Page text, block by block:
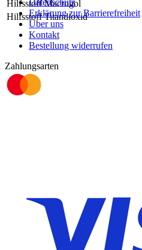
Hilfsstoff Macrogol
Hilfsstoff Titandioxid
Datenschutz
Erklärung zur Barrierefreiheit
Über uns
Kontakt
Bestellung widerrufen
Zahlungsarten